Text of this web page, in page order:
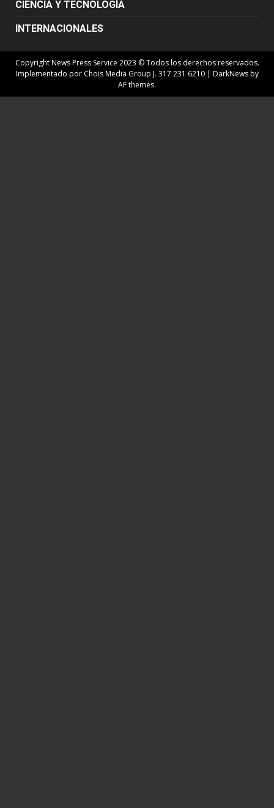
CIENCIA Y TECNOLOGÍA
INTERNACIONALES
Copyright News Press Service 2023 © Todos los derechos reservados.
Implementado por Chois Media Group J. 317 231 6210 | DarkNewsby
AF themes.